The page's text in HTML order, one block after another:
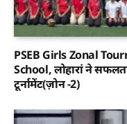
PSEB Girls Zonal
School, लोहारां ने
टूर्नामेंट(ज़ोन -2)